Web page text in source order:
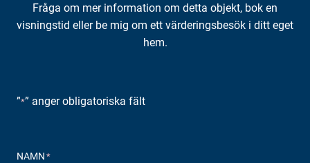
Fråga om mer information om detta objekt, bok en
visningstid eller be mig om ett värderingsbesök i ditt eget
hem.
”*” anger obligatoriska fält
NAMN *